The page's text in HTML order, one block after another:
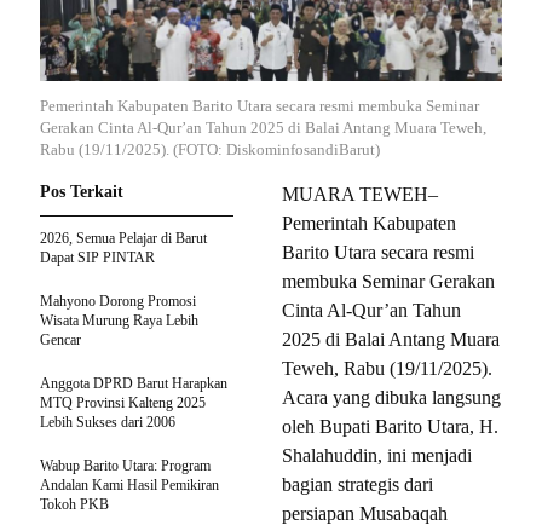
Pemerintah Kabupaten Barito Utara secara resmi membuka Seminar
Gerakan Cinta Al-Qur’an Tahun 2025 di Balai Antang Muara Teweh,
Rabu (19/11/2025). (FOTO: DiskominfosandiBarut)
MUARA TEWEH–
Pemerintah Kabupaten
Barito Utara secara resmi
membuka Seminar Gerakan
Cinta Al-Qur’an Tahun
2025 di Balai Antang Muara
Teweh, Rabu (19/11/2025).
Acara yang dibuka langsung
oleh Bupati Barito Utara, H.
Shalahuddin, ini menjadi
bagian strategis dari
persiapan Musabaqah
Pos Terkait
2026, Semua Pelajar di Barut
Dapat SIP PINTAR
Mahyono Dorong Promosi
Wisata Murung Raya Lebih
Gencar
Anggota DPRD Barut Harapkan
MTQ Provinsi Kalteng 2025
Lebih Sukses dari 2006
Wabup Barito Utara: Program
Andalan Kami Hasil Pemikiran
Tokoh PKB